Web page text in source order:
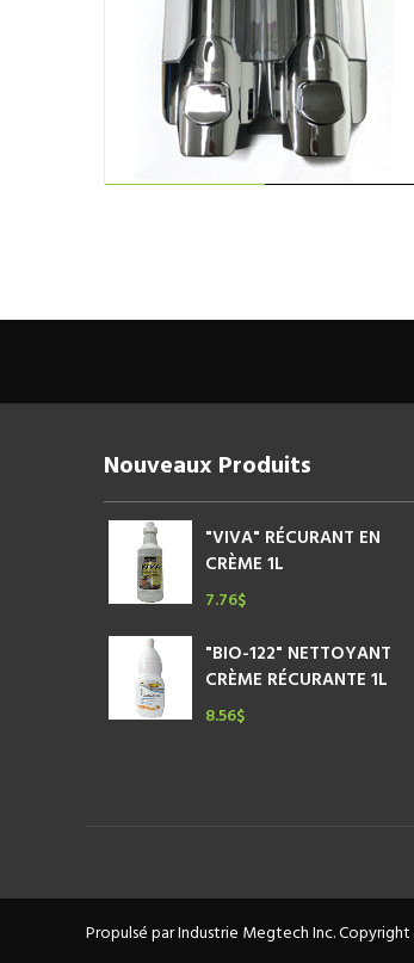
Nouveaux Produits
"VIVA" RÉCURANT EN
CRÈME 1L
7.76$
"BIO-122" NETTOYANT
CRÈME RÉCURANTE 1L
8.56$
Propulsé par Industrie Megtech Inc.